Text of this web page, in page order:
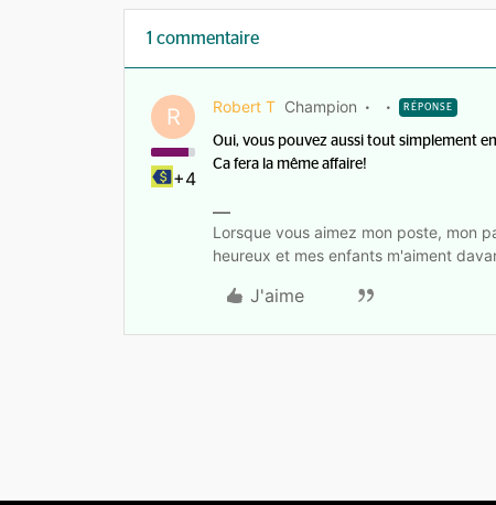
1 commentaire
R
+4
Robert T Champion RÉPONSE
Oui, vous pouvez aussi tout simplement
Ca fera la même affaire!
Lorsque vous aimez mon poste, mon
heureux et mes enfants m'aiment
J'aime